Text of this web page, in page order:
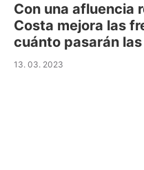
Con una afluencia
Costa mejora las
cuánto pasarán
13. 03. 2023